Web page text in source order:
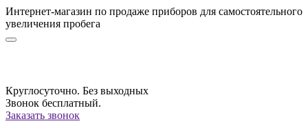
Интернет-магазин по продаже приборов для самостоятельного
увеличения пробега
Круглосуточно. Без выходных
Звонок бесплатный.
Заказать звонок